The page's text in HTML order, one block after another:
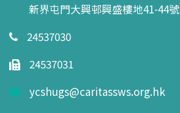
新界屯門大興邨興盛樓地41-44號
24537030
24537031
ycshugs@caritassws.org.hk